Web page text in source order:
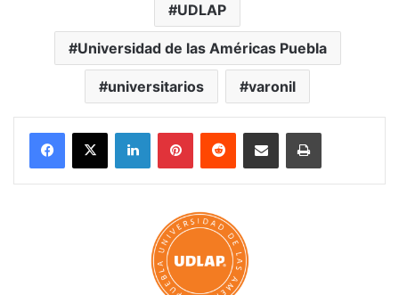
UDLAP
Universidad de las Américas Puebla
universitarios varonil
LinkedInPinterestReddit Share via Email Print